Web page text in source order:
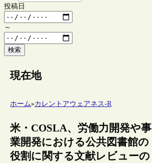
投稿日
～
検索
現在地
ホーム»カレントアウェアネス-R
米・COSLA、労働力開発や事
業開発における公共図書館の
役割に関する文献レビューの